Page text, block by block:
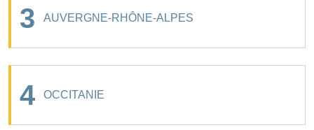
3 AUVERGNE-RHÔNE-ALPES
4 OCCITANIE